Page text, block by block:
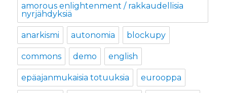
amorous enlightenment / rakkaudellisia
nyrjähdyksiä
anarkismi autonomia blockupy
commons demo english
epäajanmukaisia totuuksia eurooppa